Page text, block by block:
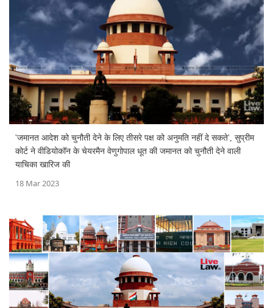
'जमानत आदेश को चुनौती देने के लिए तीसरे पक्ष को अनुमति नहीं दे सकते', सुप्रीम
कोर्ट ने वीडियोकॉन के चेयरमैन वेणुगोपाल धूत की जमानत को चुनौती देने वाली
याचिका खारिज की
18 Mar 2023